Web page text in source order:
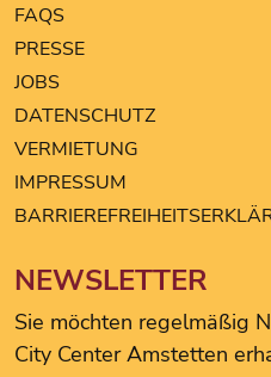
FAQS
PRESSE
JOBS
DATENSCHUTZ
VERMIETUNG
IMPRESSUM
NEWSLETTER
Sie möchten regelmäßig
City Center Amstetten